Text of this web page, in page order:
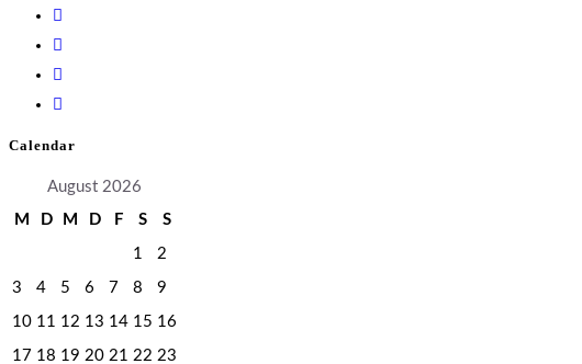
Calendar
August 2026
M
D M D F S S
1 2
3 4 5 6 7 8 9
10 11 12 13 14 15 16
17 18 19 20 21 22 23